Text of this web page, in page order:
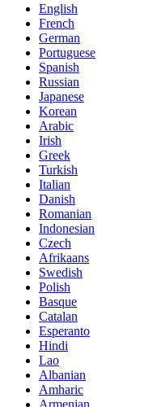
English
French
German
Portuguese
Spanish
Russian
Japanese
Korean
Arabic
Irish
Greek
Turkish
Italian
Danish
Romanian
Indonesian
Czech
Afrikaans
Swedish
Polish
Basque
Catalan
Esperanto
Hindi
Lao
Albanian
Amharic
Armenian